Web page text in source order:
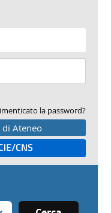
la password?
di Ateneo